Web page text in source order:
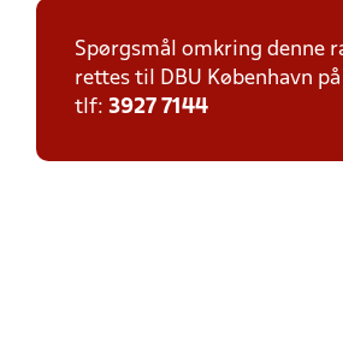
Spørgsmål omkring denne
rettes til DBU København på
tlf: 3927 7144